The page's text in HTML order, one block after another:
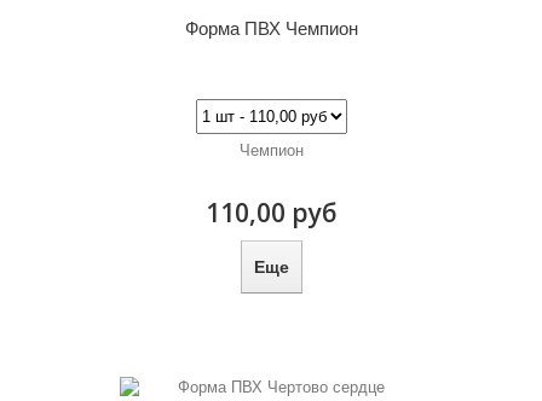
Форма ПВХ Чемпион
Чемпион
110,00 руб
Еще